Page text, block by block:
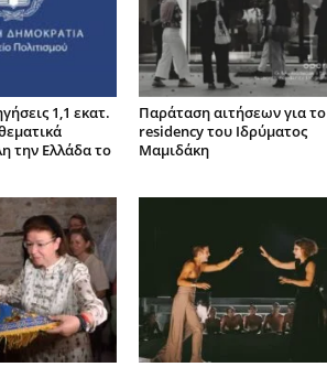
1,1 εκατ.
την Ελλάδα το
Παράταση αιτήσεων για το
residency του Ιδρύματος
Μαμιδάκη